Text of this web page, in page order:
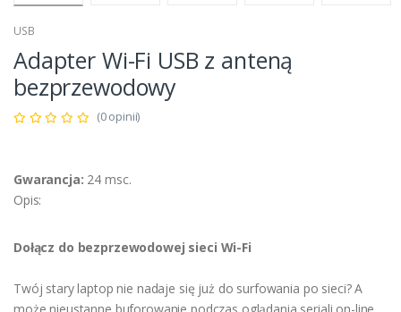
USB
Adapter Wi-Fi USB z anteną
bezprzewodowy
(0 opinii)
Gwarancja: 24 msc.
Opis:
Dołącz do bezprzewodowej sieci Wi-Fi
Twój stary laptop nie nadaje się już do surfowania po sieci? A